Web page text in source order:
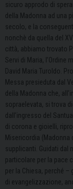
sicuro approdo di
della Madonna ad una
secolo, e la
nonchè da quella del
città, abbiamo trovato
Servi di Maria, l’Ordine
David Maria Turoldo.
Messa presieduta dal
della Madonna che,
sopraelevata, si trova
dall’ingresso del
di corona e gioielli,
Misericordia
supplicanti. Guidati dal
particolare per la pace
per la Chiesa, perché
di evangelizzazione,